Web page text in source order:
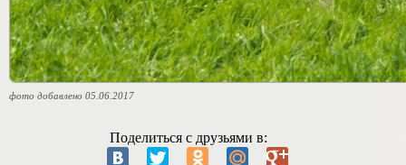
фото добавлено 05.06.2017
Поделиться с друзьями в: